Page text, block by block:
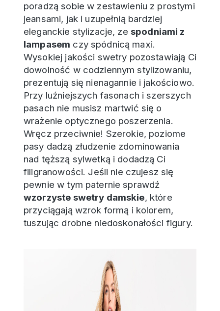
poradzą sobie w zestawieniu z prostymi
jeansami, jak i uzupełnią bardziej
eleganckie stylizacje, ze spodniami z
lampasem czy spódnicą maxi.
Wysokiej jakości swetry pozostawiają Ci
dowolność w codziennym stylizowaniu,
prezentują się nienagannie i jakościowo.
Przy luźniejszych fasonach i szerszych
pasach nie musisz martwić się o
wrażenie optycznego poszerzenia.
Wręcz przeciwnie! Szerokie, poziome
pasy dadzą złudzenie zdominowania
nad tęższą sylwetką i dodadzą Ci
filigranowości. Jeśli nie czujesz się
pewnie w tym paternie sprawdź
wzorzyste swetry damskie, które
przyciągają wzrok formą i kolorem,
tuszując drobne niedoskonałości figury.